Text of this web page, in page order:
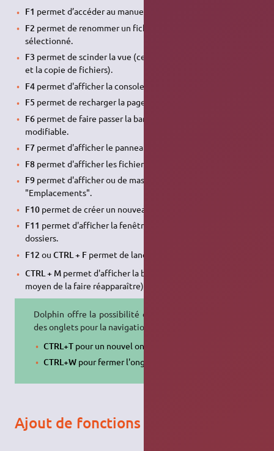
F1 permet d’accéder au manuel d'aide.
F2 permet de renommer un fichier/dossier lorsqu'il est
sélectionné.
F3 permet de scinder la vue (ce qui facilite le déplacement
et la copie de fichiers).
F4permet d'afficher la console.
F5 permet de recharger la page.
F6permet de faire passer la barre d’emplacement en mode
modifiable.
F7permet d'afficher le panneau "Dossier".
F8permet d'afficher les fichiers et dossiers cachés.
F9permet d'afficher ou de masquer le panneau des
"Emplacements".
F10permet de créer un nouveau dossier.
F11 permet d'afficher la fenêtre principale affichant les
dossiers.
F12 ou CTRL + Fpermet de lancer une recherche
CTRL + Mpermet d'afficher la barre de menu (c'est le seul
moyen de la faire réapparaître).
Dolphin offre la possibilité d'utiliser
des onglets pour la navigation:
CTRL+T pour un nouvel onglet
CTRL+W pour fermer l'onglet
Ajout de fonctions